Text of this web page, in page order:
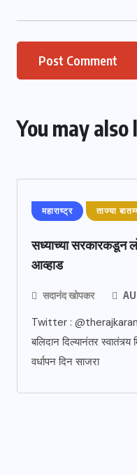
You may also
महाराष्ट्र ताज्या
सध्याच्या सरकारकडून
आव्हाड
सदानंद खोपकर
Twitter : @therajkaran
बलिदान दिल्यानंतर
वर्धापन दिन साजरा